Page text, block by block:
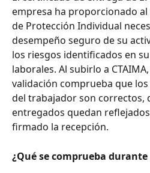
empresa ha proporcionado
de Protección Individual
desempeño seguro de su
los riesgos identificados en
laborales. Al subirlo a
validación comprueba que
del trabajador son correctos,
entregados quedan
firmado la recepción.
¿Qué se comprueba